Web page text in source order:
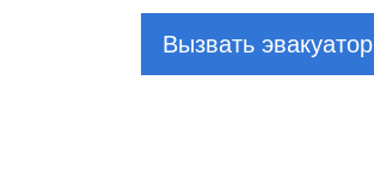
Вызвать эвакуатор